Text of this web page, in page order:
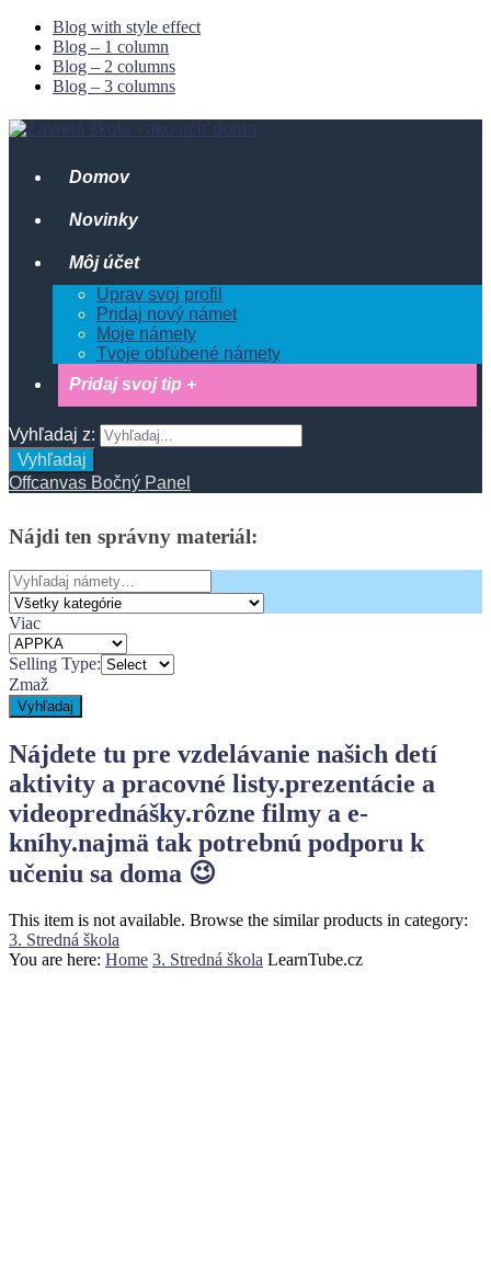
Blog with style effect
Blog – 1 column
Blog – 2 columns
Blog – 3 columns
Domov
Novinky
Môj účet
Uprav svoj profil
Pridaj nový námet
Moje námety
Tvoje obľúbené námety
Pridaj svoj tip +
Vyhľadaj z:
Vyhľadaj
Offcanvas Bočný Panel
Nájdi ten správny materiál:
Search
for:
Viac
Selling Type:
Zmaž
Vyhľadaj
Nájdete tu pre vzdelávanie našich detí
aktivity a pracovné listy.prezentácie a
videoprednášky.rôzne filmy a e-
kníhy.najmä tak potrebnú podporu k
učeniu sa doma 😉
This item is not available. Browse the similar products in category:
3. Stredná škola
You are here: Home 3. Stredná škola LearnTube.cz